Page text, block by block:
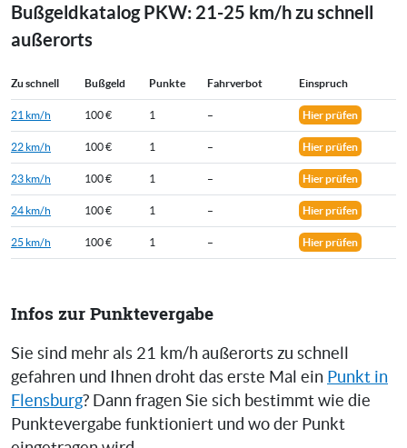
Bußgeldkatalog PKW: 21-25 km/h zu schnell
außerorts
Zu schnell Bußgeld Punkte Fahrverbot Einspruch
21 km/h 100 € 1 – Hier prüfen
22 km/h 100 € 1 – Hier prüfen
23 km/h 100 € 1 – Hier prüfen
24 km/h 100 € 1 – Hier prüfen
25 km/h 100 € 1 – Hier prüfen
Infos zur Punktevergabe
Sie sind mehr als 21 km/h außerorts zu schnell
gefahren und Ihnen droht das erste Mal ein Punkt in
Flensburg? Dann fragen Sie sich bestimmt wie die
Punktevergabe funktioniert und wo der Punkt